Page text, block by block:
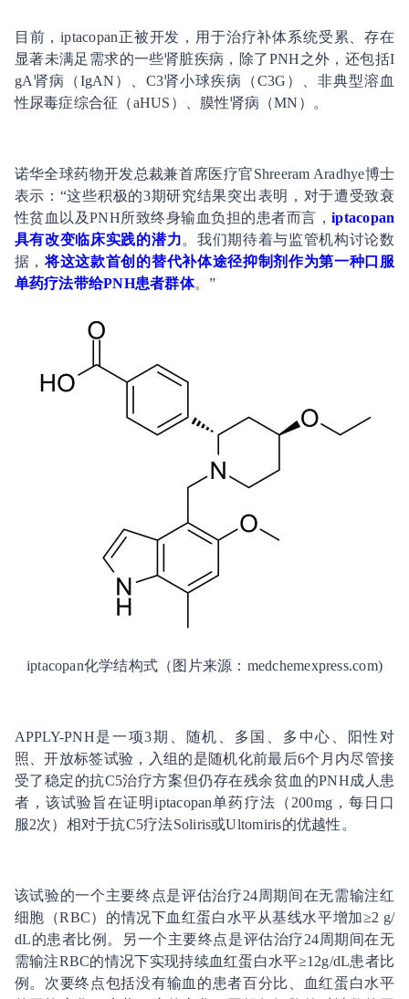
目前，iptacopan正被开发，用于治疗补体系统受累、存在
显著未满足需求的一些肾脏疾病，除了PNH之外，还包括I
gA肾病（IgAN）、C3肾小球疾病（C3G）、非典型溶血
性尿毒症综合征（aHUS）、膜性肾病（MN）。
诺华全球药物开发总裁兼首席医疗官Shreeram Aradhye博士
表示：“这些积极的3期研究结果突出表明，对于遭受致衰
性贫血以及PNH所致终身输血负担的患者而言，iptacopan
具有改变临床实践的潜力。我们期待着与监管机构讨论数
据，将这这款首创的替代补体途径抑制剂作为第一种口服
单药疗法带给PNH患者群体。”
iptacopan化学结构式（图片来源：medchemexpress.com)
APPLY-PNH是一项3期、随机、多国、多中心、阳性对
照、开放标签试验，入组的是随机化前最后6个月内尽管接
受了稳定的抗C5治疗方案但仍存在残余贫血的PNH成人患
者，该试验旨在证明iptacopan单药疗法（200mg，每日口
服2次）相对于抗C5疗法Soliris或Ultomiris的优越性。
该试验的一个主要终点是评估治疗24周期间在无需输注红
细胞（RBC）的情况下血红蛋白水平从基线水平增加≥2 g/
dL的患者比例。另一个主要终点是评估治疗24周期间在无
需输注RBC的情况下实现持续血红蛋白水平≥12g/dL患者比
例。次要终点包括没有输血的患者百分比、血红蛋白水平